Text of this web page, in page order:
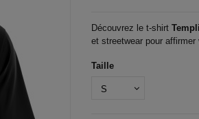
Découvrez le t-shirt
et streetwear pour affirmer
Taille